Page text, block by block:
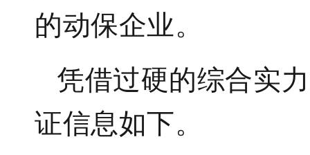
的动保企业。
凭借过硬的综合实
证信息如下。